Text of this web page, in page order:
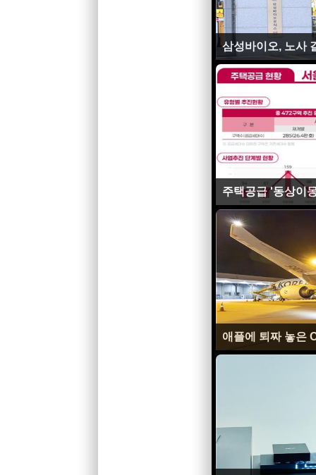
삼성바이오, 노사
주택공급 '동상이
애플에 퇴짜 놓은